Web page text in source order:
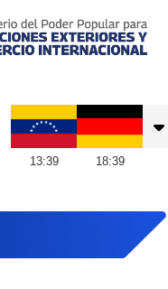
13:39 18:39